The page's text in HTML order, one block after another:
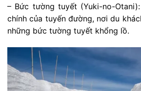
– Bức tường tuyết (Yuki-no-
chính của tuyến đường, nơi du
những bức tường tuyết khổng lồ.